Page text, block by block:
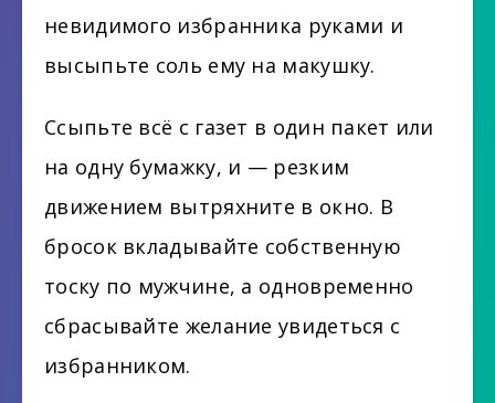
невидимого избранника руками и
высыпьте соль ему на макушку.
Ссыпьте всё с газет в один пакет или
на одну бумажку, и — резким
движением вытряхните в окно. В
бросок вкладывайте собственную
тоску по мужчине, а одновременно
сбрасывайте желание увидеться с
избранником.